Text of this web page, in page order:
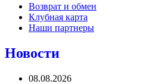
Возврат и обмен
Клубная карта
Наши партнеры
Новости
08.08.2026